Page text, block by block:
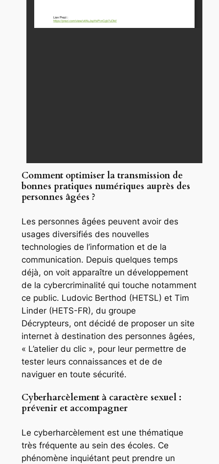
Comment optimiser la transmission de
bonnes pratiques numériques auprès des
personnes âgées ?
Les personnes âgées peuvent avoir des
usages diversifiés des nouvelles
technologies de l’information et de la
communication. Depuis quelques temps
déjà, on voit apparaître un développement
de la cybercriminalité qui touche notamment
ce public. Ludovic Berthod (HETSL) et Tim
Linder (HETS-FR), du groupe
Décrypteurs, ont décidé de proposer un site
internet à destination des personnes âgées,
« L’atelier du clic », pour leur permettre de
tester leurs connaissances et de de
naviguer en toute sécurité.
Cyberharcèlement à caractère sexuel :
prévenir et accompagner
Le cyberharcèlement est une thématique
très fréquente au sein des écoles. Ce
phénomène inquiétant peut prendre un